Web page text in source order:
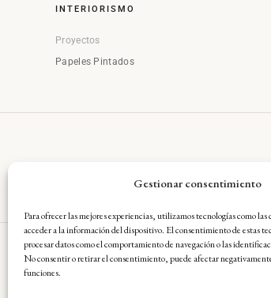
Gestionar consentimiento
Para ofrecer las mejores experiencias, utilizamos tecnologías como las
acceder a la información del dispositivo. El consentimiento de estas
procesar datos como el comportamiento de navegación o las
No consentir o retirar el consentimiento, puede afectar
funciones.
INTERIORISMO
Proyectos
Papeles Pintados
Aviso